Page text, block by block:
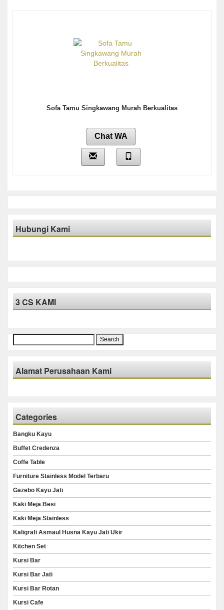
Sofa Tamu Singkawang Murah Berkualitas
Chat WA
Hubungi Kami
3 CS KAMI
Search
for:
Alamat Perusahaan Kami
Categories
Bangku Kayu
Buffet Credenza
Coffe Table
Furniture Stainless Model Terbaru
Gazebo Kayu Jati
Kaki Meja Besi
Kaki Meja Stainless
Kaligrafi Asmaul Husna Kayu Jati Ukir
Kitchen Set
Kursi Bar
Kursi Bar Jati
Kursi Bar Rotan
Kursi Cafe